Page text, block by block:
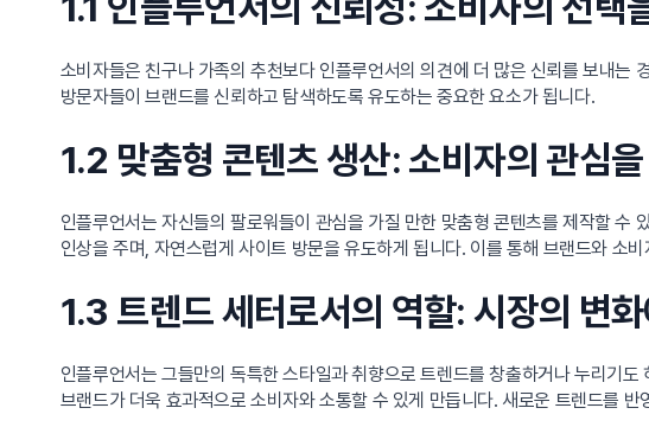
소비자들은 친구나 가족의 추천보다 인플루언서의 의견에 더 많은 신뢰를 보내는
방문자들이 브랜드를 신뢰하고 탐색하도록 유도하는 중요한 요소가 됩니다.
1.2 맞춤형 콘텐츠 생산: 소비자의 관심
인플루언서는 자신들의 팔로워들이 관심을 가질 만한 맞춤형 콘텐츠를 제작할 수
인상을 주며, 자연스럽게 사이트 방문을 유도하게 됩니다. 이를 통해 브랜드와 소
1.3 트렌드 세터로서의 역할: 시장의 변
인플루언서는 그들만의 독특한 스타일과 취향으로 트렌드를 창출하거나 누리기
브랜드가 더욱 효과적으로 소비자와 소통할 수 있게 만듭니다. 새로운 트렌드를